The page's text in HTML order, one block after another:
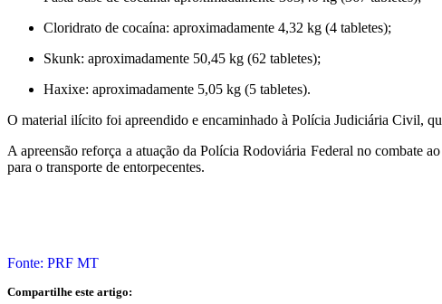
Cloridrato de cocaína: aproximadamente 4,32 kg (4 tabletes);
Skunk: aproximadamente 50,45 kg (62 tabletes);
Haxixe: aproximadamente 5,05 kg (5 tabletes).
O material ilícito foi apreendido e encaminhado à Polícia Judiciária Civil,
A apreensão reforça a atuação da Polícia Rodoviária Federal no combate
para o transporte de entorpecentes.
Fonte: PRF MT
Compartilhe este artigo: